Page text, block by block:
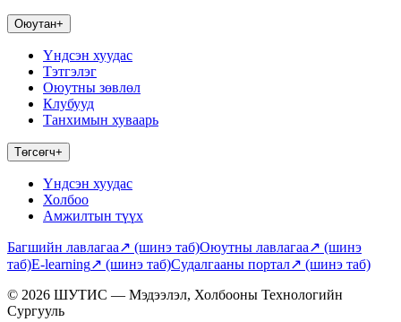
Оюутан+
Үндсэн хуудас
Тэтгэлэг
Оюутны зөвлөл
Клубууд
Танхимын хуваарь
Төгсөгч+
Үндсэн хуудас
Холбоо
Амжилтын түүх
Багшийн лавлагаа↗ (шинэ таб)Оюутны лавлагаа↗ (шинэ
таб)E-learning↗ (шинэ таб)Судалгааны портал↗ (шинэ таб)
© 2026 ШУТИС — Мэдээлэл, Холбооны Технологийн
Сургууль